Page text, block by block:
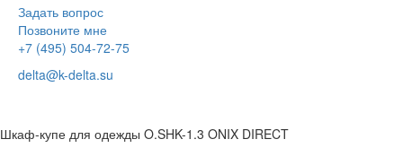
Задать вопрос
Позвоните мне
+7 (495) 504-72-75
delta@k-delta.su
Шкаф-купе для одежды O.SHK-1.3 ONIX DIRECT